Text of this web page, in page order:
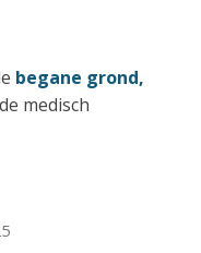
begane grond,
medisch